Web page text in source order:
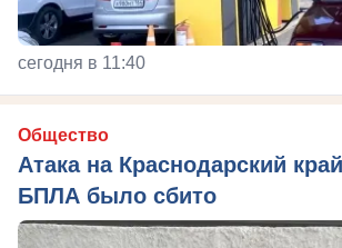
сегодня в 11:40
Общество
Атака на Краснодарский
БПЛА было сбито